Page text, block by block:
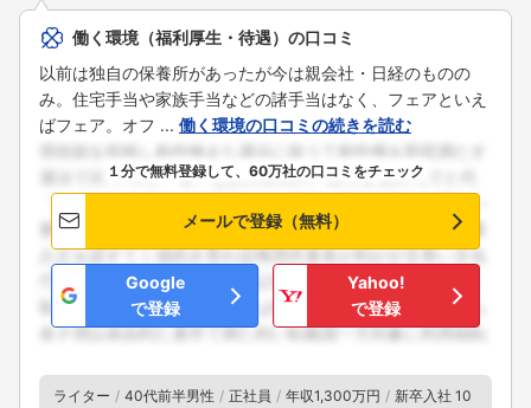
働く環境（福利厚生・待遇）の口コミ
以前は独自の保養所があったが今は親会社・日経のものの
み。住宅手当や家族手当などの諸手当はなく、フェアといえ
ばフェア。オフ ... 働く環境の口コミの続きを読む
１分で無料登録して、60万社の口コミをチェック
メールで登録（無料）
Google
で登録
Yahoo!
で登録
ライター 40代前半男性 正社員 年収1,300万円 新卒入社 10